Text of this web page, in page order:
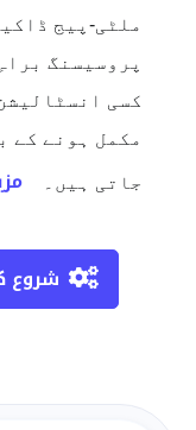
ملٹی‑پیج
پروسیسنگ
کسی
مکمل ہونے کے
جاتی ہیں۔
شروع